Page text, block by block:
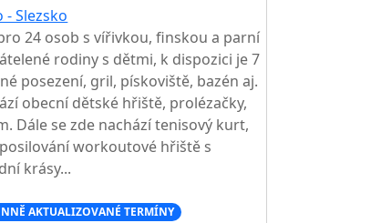
- Slezsko
24 osob s vířivkou, finskou a parní
rodiny s dětmi, k dispozici je 7
posezení, gril, pískoviště, bazén aj.
obecní dětské hřiště, prolézačky,
Dále se zde nachází tenisový kurt,
workoutové hřiště s
krásy...
AKTUALIZOVANÉ TERMÍNY